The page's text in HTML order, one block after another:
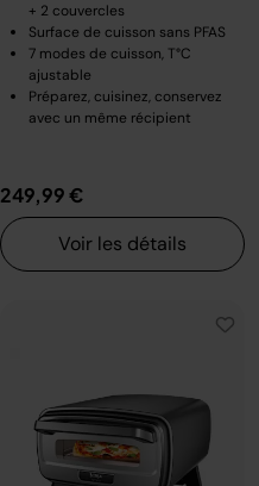
+ 2 couvercles
Surface de cuisson sans PFAS
7 modes de cuisson, T°C
ajustable
Préparez, cuisinez, conservez
avec un même récipient
249,99 €
Voir les détails